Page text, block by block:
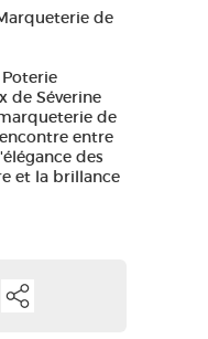
PRESSE
de
Poterie
de Séverine
de
entre
des
et la brillance